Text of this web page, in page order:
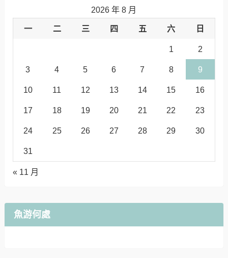
2026 年 8 月
一 二 三 四 五 六 日
1 2
3 4 5 6 7 8 9
10 11 12 13 14 15 16
17 18 19 20 21 22 23
24 25 26 27 28 29 30
31
« 11 月
魚游何處